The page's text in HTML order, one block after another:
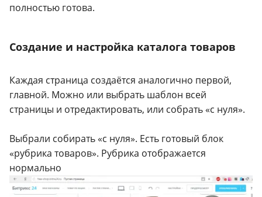
полностью готова.
Создание и настройка каталога товаров
Каждая страница создаётся аналогично первой,
главной. Можно или выбрать шаблон всей
страницы и отредактировать, или собрать «с нуля».
Выбрали собирать «с нуля». Есть готовый блок
«рубрика товаров». Рубрика отображается
нормально